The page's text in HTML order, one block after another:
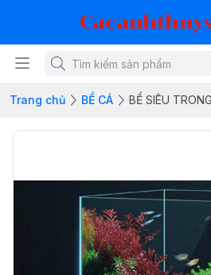
Trang chủ BỂ CÁ BỂ SIÊU